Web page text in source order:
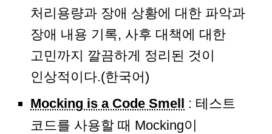
처리용량과 장애 상황에 대한 파악과
장애 내용 기록, 사후 대책에 대한
고민까지 깔끔하게 정리된 것이
인상적이다.(한국어)
Mocking is a Code Smell : 테스트
코드를 사용할 때 Mocking이